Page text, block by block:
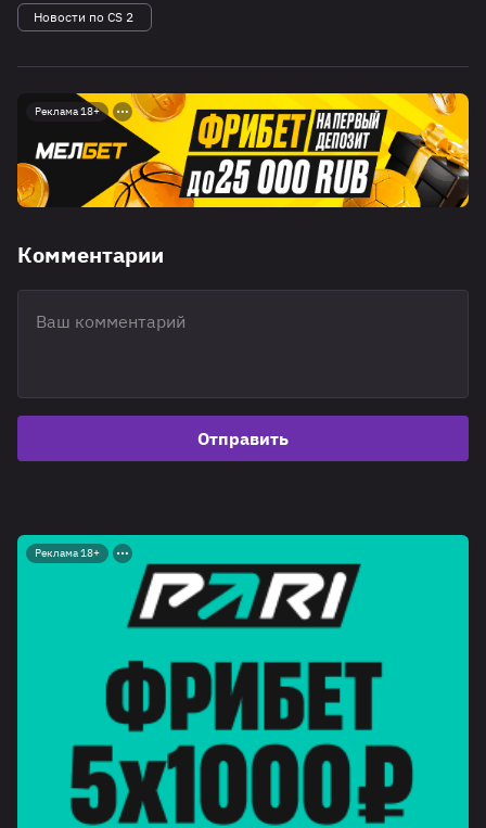
Новости по CS 2
Реклама 18+
Комментарии
Отправить
Реклама 18+